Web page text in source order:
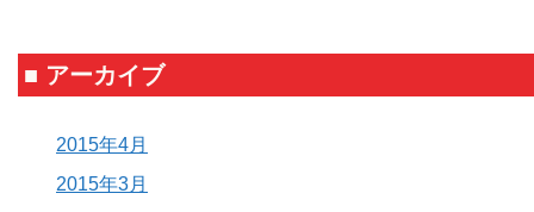
■ アーカイブ
2015年4月
2015年3月